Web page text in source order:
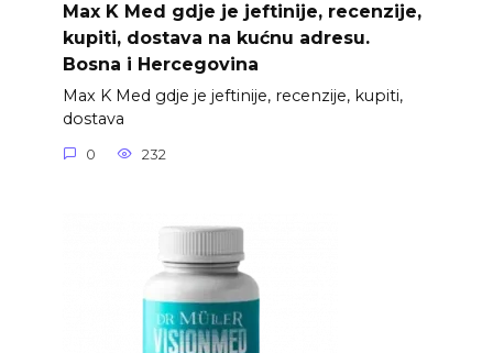
Max K Med gdje je jeftinije, recenzije,
kupiti, dostava na kućnu adresu.
Bosna i Hercegovina
Max K Med gdje je jeftinije, recenzije, kupiti,
dostava
0 232